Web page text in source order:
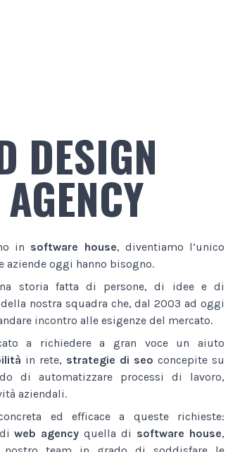
DESIGN
in software house, diventiamo l’unico
oggi hanno bisogno.
storia fatta di persone, di idee e di
nostra squadra che, dal 2003 ad oggi
incontro alle esigenze del mercato.
a richiedere a gran voce un aiuto
in rete, strategie di seo concepite su
di automatizzare processi di lavoro,
aziendali.
ed efficace a queste richieste:
diweb agency quella di software house,